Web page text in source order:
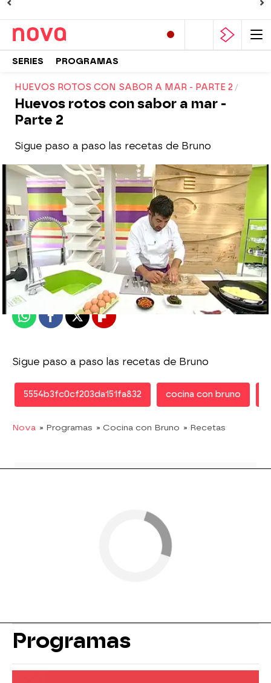
SERIES PROGRAMAS
HUEVOS ROTOS CON SABOR A MAR - PARTE 2
Huevos rotos con sabor a mar -
Parte 2
Sigue paso a paso las recetas de Bruno
Nova
Publicado:26 de octubre de 2010, 18:35
WhatsappFacebook
X Flipboard
Sigue paso a paso las recetas de Bruno
5554b3fc0cf203da151fa832 cocina con bruno
Nova » Programas » Cocina con Bruno » Recetas
Programas